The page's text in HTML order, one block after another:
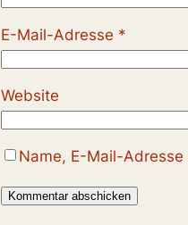
E-Mail-Adresse *
Website
Name, E-Mail-